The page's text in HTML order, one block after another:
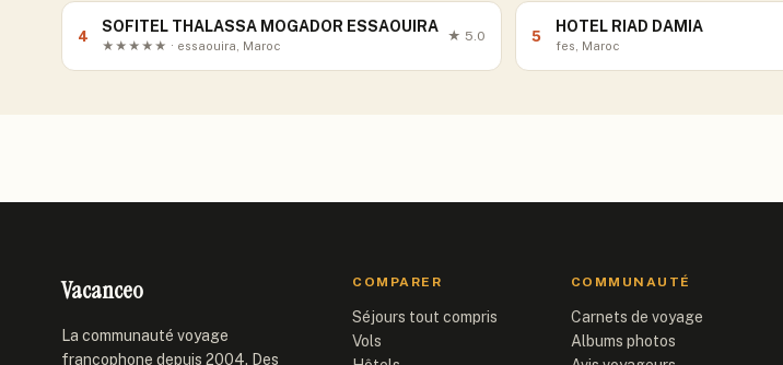
4
SOFITEL THALASSA MOGADOR ESSAOUIRA
★★★★★ · essaouira, Maroc
★ 5.0 5
HOTEL RIAD DAMIA
fes, Maroc
Vacanceo
La communauté voyage
francophone depuis 2004. Des
COMPARER
Séjours tout compris
Vols
COMMUNAUTÉ
Carnets de voyage
Albums photos